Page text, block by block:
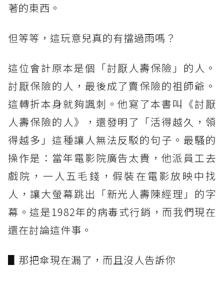
著的東西。
但等等，這玩意兒真的有擋過雨嗎？
這位會計原本是個「討厭人壽保險」的人。
討厭保險的人，最後成了賣保險的祖師爺。
這轉折本身就夠諷刺。他寫了本書叫《討厭
人壽保險的人》，還發明了「活得越久，領
得越多」這種讓人無法反駁的句子。最騷的
操作是：當年電影院廣告太貴，他派員工去
戲院，一人五毛錢，假裝在電影放映中找
人，讓大螢幕跳出「新光人壽陳經理」的字
幕。這是1982年的病毒式行銷，而我們現在
還在討論這件事。
▋那把傘現在漏了，而且沒人告訴你